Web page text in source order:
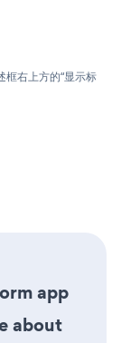
框右上方的“显示标
app
about